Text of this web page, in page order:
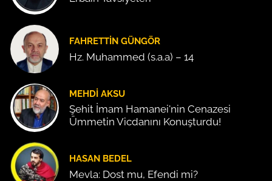
FAHRETTIN GÜNGÖR
Hz. Muhammed (s.a.a) – 14
MEHDI AKSU
Şehit İmam Hamanei'nin Cenazesi
Ümmetin Vicdanını Konuşturdu!
HASAN BEDEL
Mevla: Dost mu, Efendi mi?